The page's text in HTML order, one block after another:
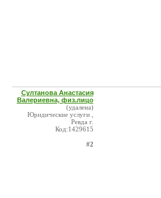
Султанова Анастасия
Валериевна, физ.лицо
(удалена)
Юридические услуги ,
Ревда г.
Код:1429615
#2